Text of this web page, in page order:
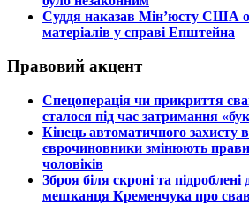
​Суддя наказав Мін’юсту США
матеріалів у справі Епштейна
Правовий акцент
​Спецоперація чи прикриття
сталося під час затримання
​Кінець автоматичного захисту
єврочиновники змінюють
чоловіків
​Зброя біля скроні та
мешканця Кременчука про